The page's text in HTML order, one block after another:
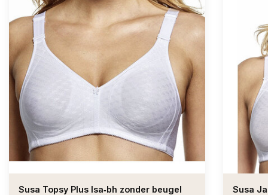
Susa Topsy Plus Isa‑bh zonder beugel
Susa